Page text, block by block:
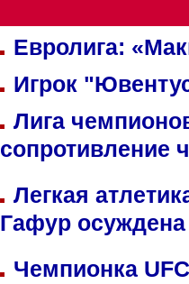
Евролига:
Игрок
Лига
сопротивление
Легкая
Гафур осуждена
Чемпионка